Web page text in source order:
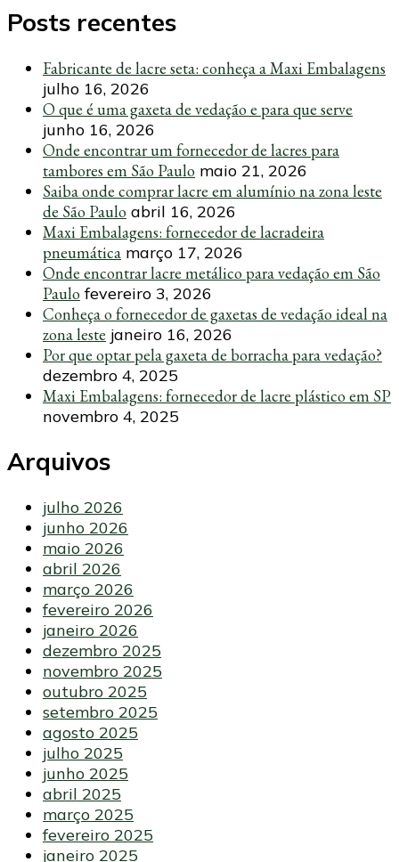
Posts recentes
Fabricante de lacre seta: conheça a Maxi Embalagens
julho 16, 2026
O que é uma gaxeta de vedação e para que serve
junho 16, 2026
Onde encontrar um fornecedor de lacres para
tambores em São Paulo maio 21, 2026
Saiba onde comprar lacre em alumínio na zona leste
de São Paulo abril 16, 2026
Maxi Embalagens: fornecedor de lacradeira
pneumática março 17, 2026
Onde encontrar lacre metálico para vedação em São
Paulo fevereiro 3, 2026
Conheça o fornecedor de gaxetas de vedação ideal na
zona leste janeiro 16, 2026
Por que optar pela gaxeta de borracha para vedação?
dezembro 4, 2025
Maxi Embalagens: fornecedor de lacre plástico em SP
novembro 4, 2025
Arquivos
julho 2026
junho 2026
maio 2026
abril 2026
março 2026
fevereiro 2026
janeiro 2026
dezembro 2025
novembro 2025
outubro 2025
setembro 2025
agosto 2025
julho 2025
junho 2025
abril 2025
março 2025
fevereiro 2025
janeiro 2025